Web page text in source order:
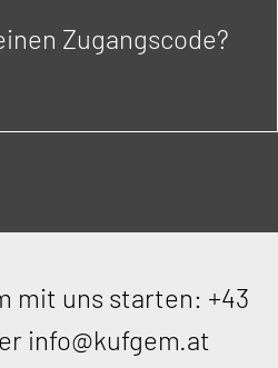
Zugangscode?
mit uns starten: +43
info@kufgem.at